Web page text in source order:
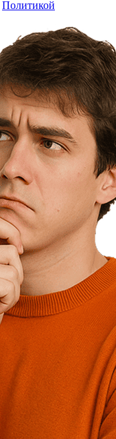
Политикой